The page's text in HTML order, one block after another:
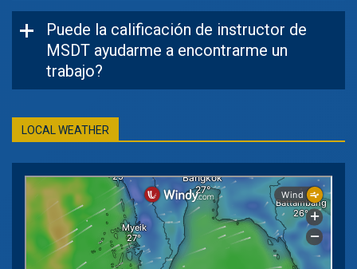
Puede la calificación de instructor de
MSDT ayudarme a encontrarme un
trabajo?
LOCAL WEATHER